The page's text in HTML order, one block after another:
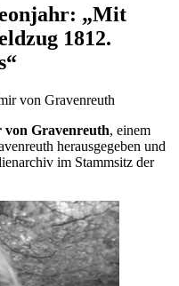
„Mit
1812.
von Gravenreuth
Gravenreuth, einem
herausgegeben und
im Stammsitz der